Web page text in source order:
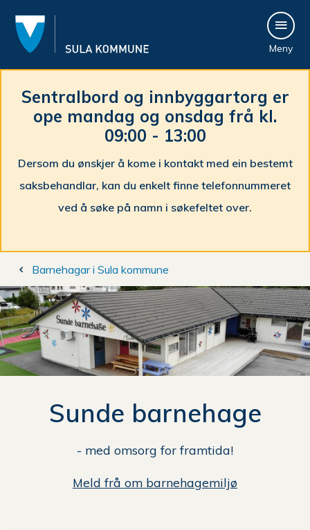
u
l
a
k
o
m
m
u
n
e
Meny
Sentralbord og innbyggartorg er
ope mandag og onsdag frå kl.
09:00 - 13:00
Dersom du ønskjer å kome i kontakt med ein bestemt
saksbehandlar, kan du enkelt finne telefonnummeret
ved å søke på namn i søkefeltet over.
Du
er
her:
Barnehagar i Sula kommune
Sunde barnehage
- med omsorg for framtida!
Meld frå om barnehagemiljø